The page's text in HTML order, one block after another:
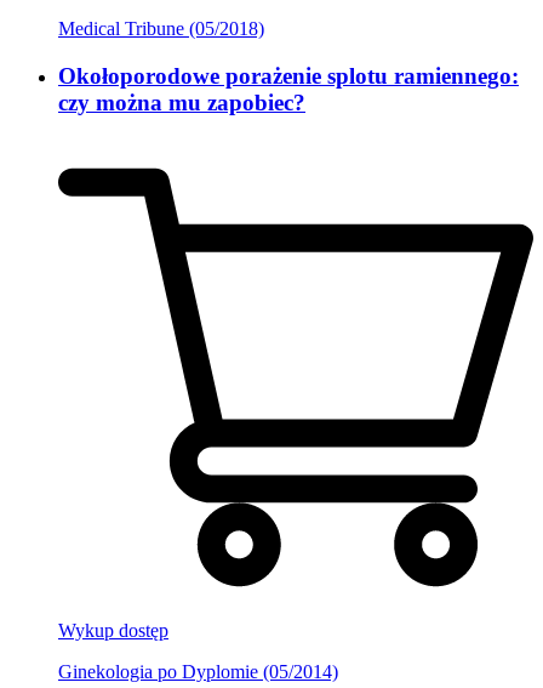
Medical Tribune (05/2018)
Okołoporodowe porażenie splotu ramiennego:
czy można mu zapobiec?
Wykup dostęp
Ginekologia po Dyplomie (05/2014)